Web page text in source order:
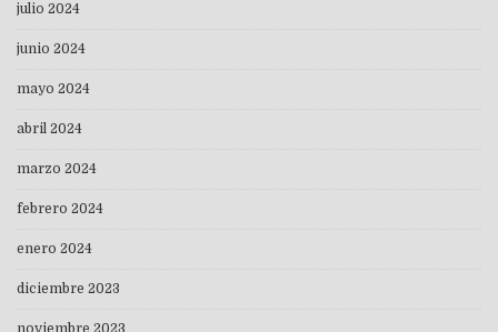
julio 2024
junio 2024
mayo 2024
abril 2024
marzo 2024
febrero 2024
enero 2024
diciembre 2023
noviembre 2023